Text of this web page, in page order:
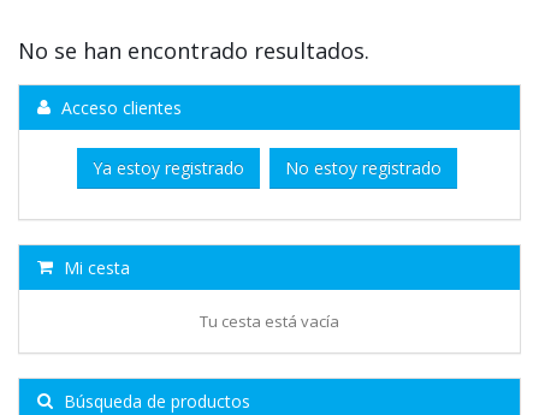
No se han encontrado resultados.
Acceso clientes
Ya estoy registrado No estoy registrado
Mi cesta
Tu cesta está vacía
Búsqueda de productos